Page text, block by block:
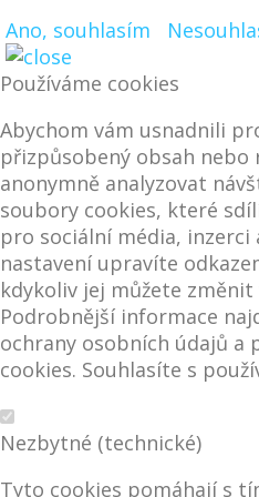
Ano, souhlasím
Používáme cookies
Abychom vám usnadnili
přizpůsobený obsah nebo
anonymně analyzovat
soubory cookies, které
pro sociální média, inzerci
nastavení upravíte
kdykoliv jej můžete
Podrobnější informace
ochrany osobních údajů a
cookies. Souhlasíte s
Nezbytné (technické)
Tyto cookies pomáhají s